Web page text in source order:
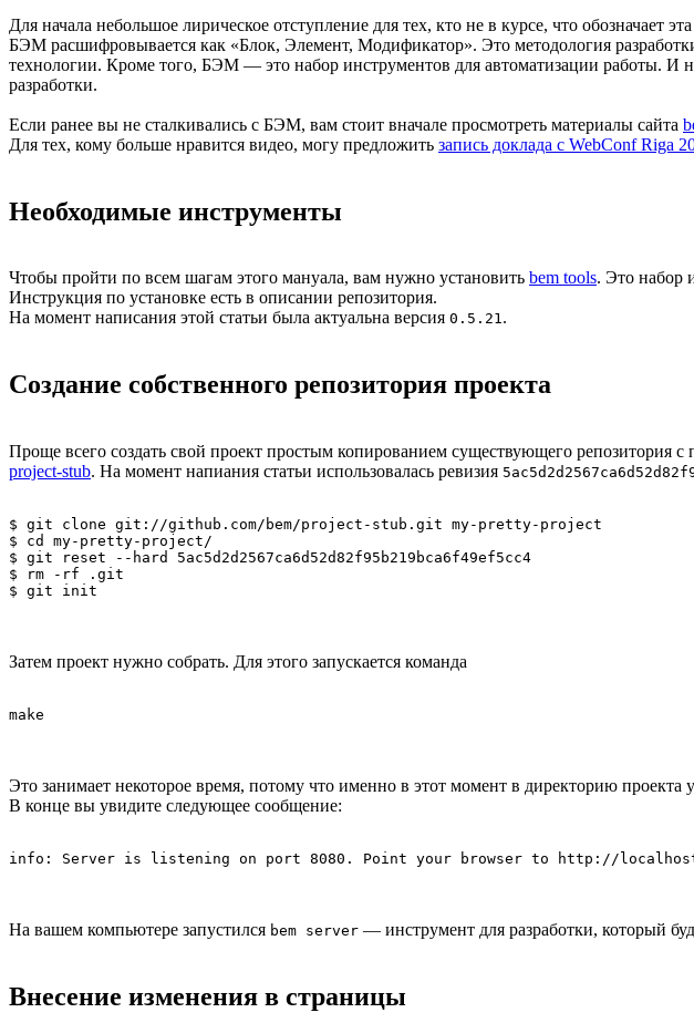
Для начала небольшое лирическое отступление для тех, кто не в курсе, что обозначает
БЭМ расшифровывается как «Блок, Элемент, Модификатор». Это методология
технологии. Кроме того, БЭМ — это набор инструментов для автоматизации работы.
разработки.
Если ранее вы не сталкивались с БЭМ, вам стоит вначале просмотреть материалы сайта
Для тех, кому больше нравится видео, могу предложить запись доклада с WebConf Riga
Необходимые инструменты
Чтобы пройти по всем шагам этого мануала, вам нужно установить bem tools. Это набор
Инструкция по установке есть в описании репозитория.
На момент написания этой статьи была актуальна версия 0.5.21.
Создание собственного репозитория проекта
Проще всего создать свой проект простым копированием существующего репозитория
project-stub. На момент напиания статьи использовалась ревизия
$ git clone git://github.com/bem/project-stub.git my-pretty-project
$ cd my-pretty-project/
$ git reset --hard 5ac5d2d2567ca6d52d82f95b219bca6f49ef5cc4
$ rm -rf .git
Затем проект нужно собрать. Для этого запускается команда
Это занимает некоторое время, потому что именно в этот момент в директорию проекта
В конце вы увидите следующее сообщение:
На вашем компьютере запустился bem server — инструмент для разработки, который
Внесение изменения в страницы